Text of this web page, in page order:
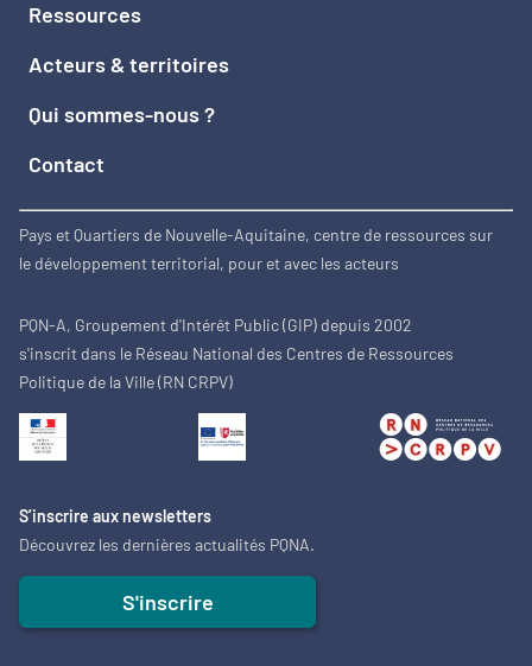
Ressources
Acteurs & territoires
Qui sommes-nous ?
Contact
Pays et Quartiers de Nouvelle-Aquitaine, centre de ressources sur
le développement territorial, pour et avec les acteurs
PQN-A, Groupement d'Intérêt Public (GIP) depuis 2002
s'inscrit dans le Réseau National des Centres de Ressources
Politique de la Ville (RN CRPV)
S’inscrire aux newsletters
Découvrez les dernières actualités PQNA.
S'inscrire